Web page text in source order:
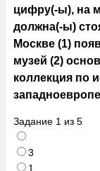
цифру(-ы), на
должна(-ы)
Москве (1)
музей (2)
коллекция по
Задание 1 из 5
3
1